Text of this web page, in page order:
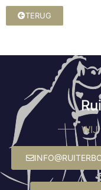
TERUG
WIJ